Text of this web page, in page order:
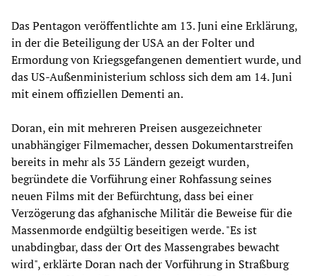
Das Pentagon veröffentlichte am 13. Juni eine Erklärung,
in der die Beteiligung der USA an der Folter und
Ermordung von Kriegsgefangenen dementiert wurde, und
das US-Außenministerium schloss sich dem am 14. Juni
mit einem offiziellen Dementi an.
Doran, ein mit mehreren Preisen ausgezeichneter
unabhängiger Filmemacher, dessen Dokumentarstreifen
bereits in mehr als 35 Ländern gezeigt wurden,
begründete die Vorführung einer Rohfassung seines
neuen Films mit der Befürchtung, dass bei einer
Verzögerung das afghanische Militär die Beweise für die
Massenmorde endgültig beseitigen werde. "Es ist
unabdingbar, dass der Ort des Massengrabes bewacht
wird", erklärte Doran nach der Vorführung in Straßburg